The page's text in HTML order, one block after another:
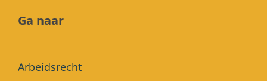
Ga naar
Arbeidsrecht